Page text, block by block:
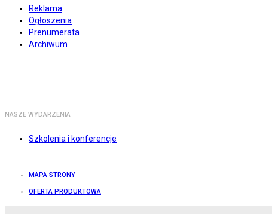
Reklama
Ogłoszenia
Prenumerata
Archiwum
NASZE WYDARZENIA
Szkolenia i konferencje
MAPA STRONY
OFERTA PRODUKTOWA